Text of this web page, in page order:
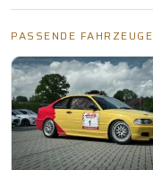
PASSENDE FAHRZEUGE